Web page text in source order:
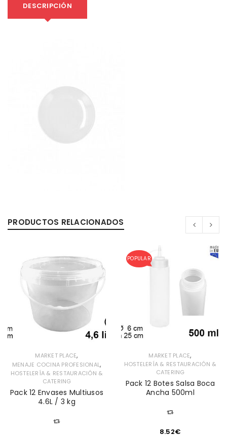
DESCRIPCIÓN
PRODUCTOS RELACIONADOS
MARKET PLACE,
MENAJE COCINA PROFESIONAL,
HOSTELERÍA & RESTAURACIÓN &
CATERING
Pack 12 Envases Multiusos
4.6L / 3 kg
POPULAR
MARKET PLACE,
HOSTELERÍA & RESTAURACIÓN &
CATERING
Pack 12 Botes Salsa Boca
Ancha 500ml
8.52€